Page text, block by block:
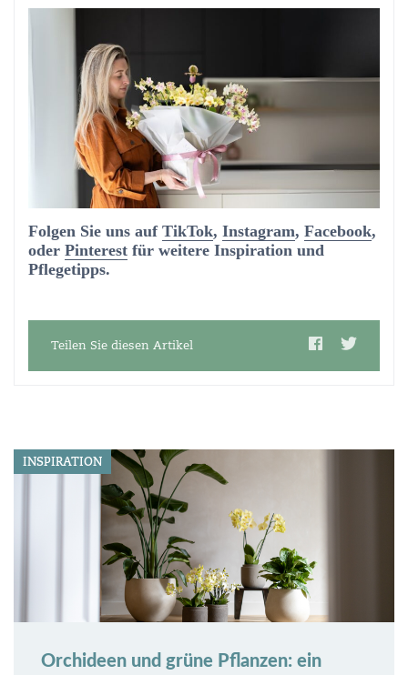
Folgen Sie uns auf TikTok, Instagram, Facebook,
oder Pinterest für weitere Inspiration und
Pflegetipps.
Teilen Sie diesen Artikel
INSPIRATION
Orchideen und grüne Pflanzen: ein